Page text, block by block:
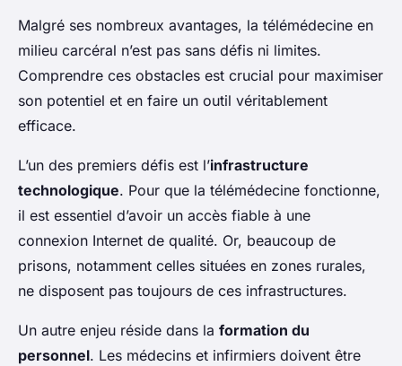
Malgré ses nombreux avantages, la télémédecine en
milieu carcéral n’est pas sans défis ni limites.
Comprendre ces obstacles est crucial pour maximiser
son potentiel et en faire un outil véritablement
efficace.
L’un des premiers défis est l’infrastructure
technologique. Pour que la télémédecine fonctionne,
il est essentiel d’avoir un accès fiable à une
connexion Internet de qualité. Or, beaucoup de
prisons, notamment celles situées en zones rurales,
ne disposent pas toujours de ces infrastructures.
Un autre enjeu réside dans la formation du
personnel. Les médecins et infirmiers doivent être